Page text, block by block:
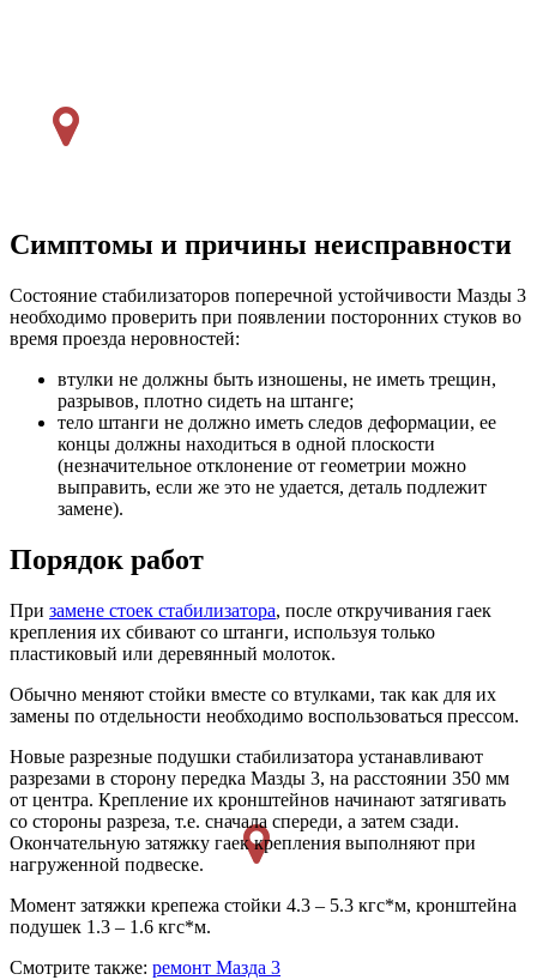
Симптомы и причины неисправности
Состояние стабилизаторов поперечной устойчивости Мазды 3
необходимо проверить при появлении посторонних стуков во
время проезда неровностей:
втулки не должны быть изношены, не иметь трещин,
разрывов, плотно сидеть на штанге;
тело штанги не должно иметь следов деформации, ее
концы должны находиться в одной плоскости
(незначительное отклонение от геометрии можно
выправить, если же это не удается, деталь подлежит
замене).
Порядок работ
При замене стоек стабилизатора, после откручивания гаек
крепления их сбивают со штанги, используя только
пластиковый или деревянный молоток.
Обычно меняют стойки вместе со втулками, так как для их
замены по отдельности необходимо воспользоваться прессом.
Новые разрезные подушки стабилизатора устанавливают
разрезами в сторону передка Мазды 3, на расстоянии 350 мм
от центра. Крепление их кронштейнов начинают затягивать
со стороны разреза, т.е. сначала спереди, а затем сзади.
Окончательную затяжку гаек крепления выполняют при
нагруженной подвеске.
Момент затяжки крепежа стойки 4.3 – 5.3 кгс*м, кронштейна
подушек 1.3 – 1.6 кгс*м.
Смотрите также: ремонт Мазда 3